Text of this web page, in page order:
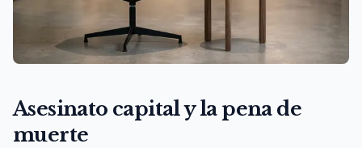
Asesinato capital y la pena de
muerte